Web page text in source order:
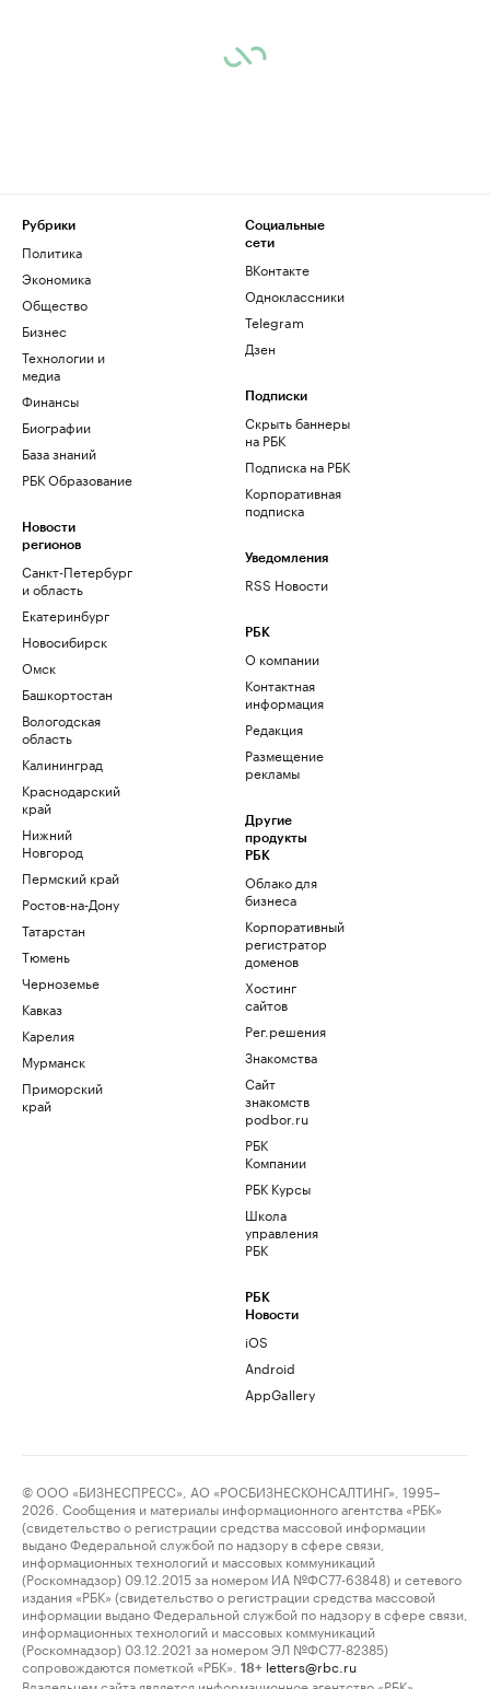
Рубрики
Политика
Экономика
Общество
Бизнес
Технологии и
медиа
Финансы
Биографии
База знаний
РБК Образование
Новости
регионов
Санкт-Петербург
и область
Екатеринбург
Новосибирск
Омск
Башкортостан
Вологодская
область
Калининград
Краснодарский
край
Нижний
Новгород
Пермский край
Ростов-на-Дону
Татарстан
Тюмень
Черноземье
Кавказ
Карелия
Мурманск
Приморский
край
Социальные
сети
ВКонтакте
Одноклассники
Telegram
Дзен
Подписки
Скрыть баннеры
на РБК
Подписка на РБК
Корпоративная
подписка
Уведомления
RSS Новости
РБК
О компании
Контактная
информация
Редакция
Размещение
рекламы
Другие
продукты
РБК
Облако для
бизнеса
Корпоративный
регистратор
доменов
Хостинг
сайтов
Рег.решения
Знакомства
Сайт
знакомств
podbor.ru
РБК
Компании
РБК Курсы
Школа
управления
РБК
РБК
Новости
iOS
Android
AppGallery
© ООО «БИЗНЕСПРЕСС», АО «РОСБИЗНЕСКОНСАЛТИНГ», 1995–
2026. Сообщения и материалы информационного агентства «РБК»
(свидетельство о регистрации средства массовой информации
выдано Федеральной службой по надзору в сфере связи,
информационных технологий и массовых коммуникаций
(Роскомнадзор) 09.12.2015 за номером ИА №ФС77-63848) и сетевого
издания «РБК» (свидетельство о регистрации средства массовой
информации выдано Федеральной службой по надзору в сфере связи,
информационных технологий и массовых коммуникаций
(Роскомнадзор) 03.12.2021 за номером ЭЛ №ФС77-82385)
сопровождаются пометкой «РБК».
18+ letters@rbc.ru